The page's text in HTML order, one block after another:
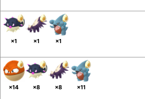
×1 ×1
×1
×14 ×8 ×8
×11